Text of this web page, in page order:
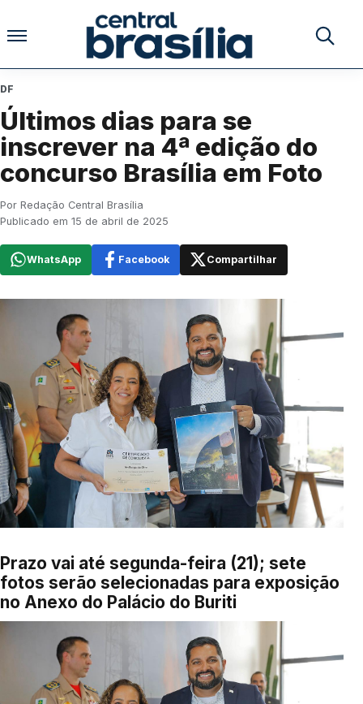
Pular para o conteúdo
Buscar
DF
Últimos dias para se
inscrever na 4ª edição do
concurso Brasília em Foto
Por Redação Central Brasília
Publicado em 15 de abril de 2025
WhatsApp Facebook Compartilhar
Prazo vai até segunda-feira (21); sete
fotos serão selecionadas para exposição
no Anexo do Palácio do Buriti